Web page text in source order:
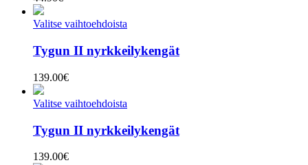
Valitse vaihtoehdoista
Tygun II nyrkkeilykengät
139.00€
Valitse vaihtoehdoista
Tygun II nyrkkeilykengät
139.00€